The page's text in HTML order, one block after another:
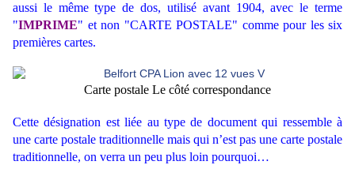
aussi le même type de dos, utilisé avant 1904, avec le terme
"IMPRIME" et non "CARTE POSTALE" comme pour les six
premières cartes.
Carte postale Le côté correspondance
Cette désignation est liée au type de document qui ressemble à
une carte postale traditionnelle mais qui n’est pas une carte postale
traditionnelle, on verra un peu plus loin pourquoi…